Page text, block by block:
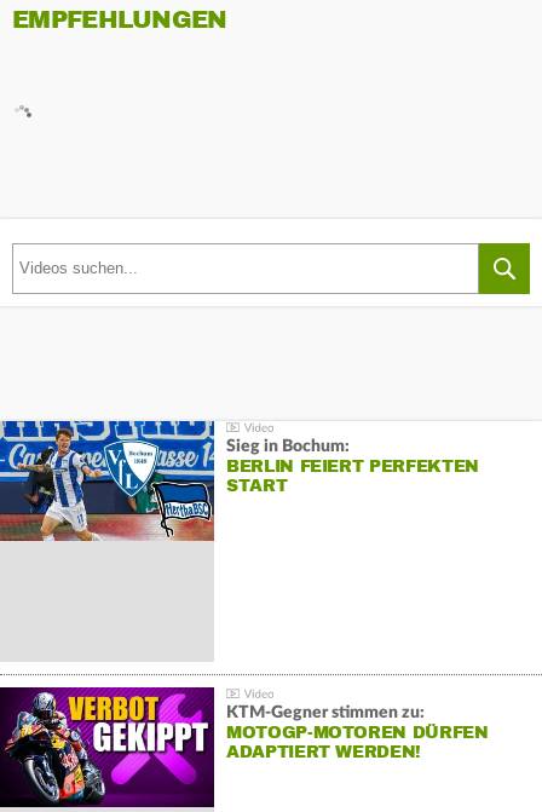
EMPFEHLUNGEN
Sieg in Bochum:
BERLIN FEIERT PERFEKTEN
START
KTM-Gegner stimmen zu:
MOTOGP-MOTOREN DÜRFEN
ADAPTIERT WERDEN!